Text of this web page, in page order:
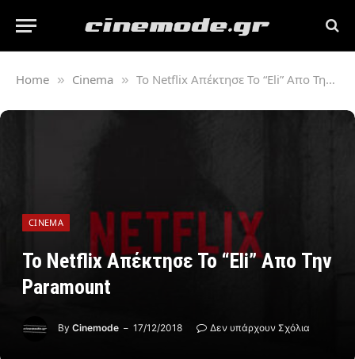
Home » Cinema » Το Netflix Απέκτησε Το “Eli” Απο Την Paramount
CINEMA
Το Netflix Απέκτησε Το “Eli” Απο Την
Paramount
By Cinemode 17/12/2018 Δεν υπάρχουν Σχόλια